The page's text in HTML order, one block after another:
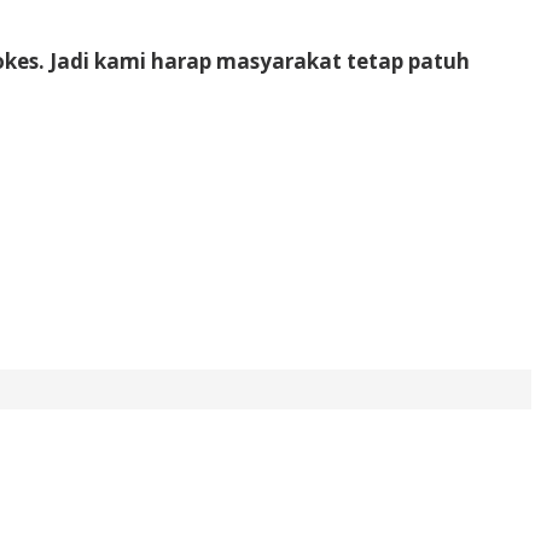
Jadi kami harap masyarakat tetap patuh